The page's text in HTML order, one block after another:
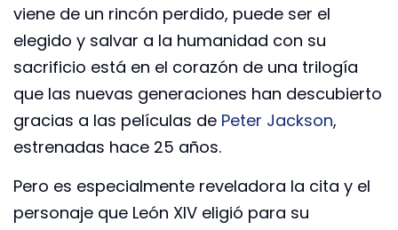
viene de un rincón perdido, puede ser el
elegido y salvar a la humanidad con su
sacrificio está en el corazón de una trilogía
que las nuevas generaciones han descubierto
gracias a las películas de Peter Jackson,
estrenadas hace 25 años.
Pero es especialmente reveladora la cita y el
personaje que León XIV eligió para su